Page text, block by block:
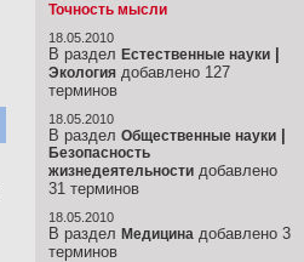
Точность мысли
18.05.2010
В раздел Естественные науки
Экология добавлено 127
терминов
18.05.2010
В раздел Общественные науки
Безопасность
жизнедеятельности добавлено
31 терминов
18.05.2010
В раздел Медицина добавлено 3
терминов